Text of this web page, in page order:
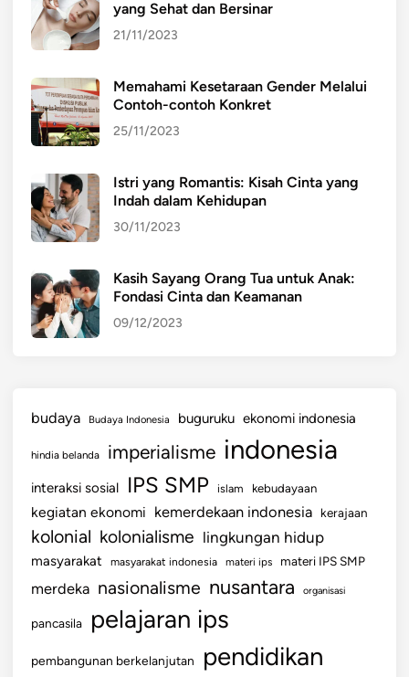
yang Sehat dan Bersinar
21/11/2023
Memahami Kesetaraan Gender Melalui
Contoh-contoh Konkret
25/11/2023
Istri yang Romantis: Kisah Cinta yang
Indah dalam Kehidupan
30/11/2023
Kasih Sayang Orang Tua untuk Anak:
Fondasi Cinta dan Keamanan
09/12/2023
budaya Budaya Indonesia buguruku ekonomi indonesia
hindia belanda imperialisme indonesia
interaksi sosial IPS SMP islam kebudayaan
kegiatan ekonomi kemerdekaan indonesia kerajaan
kolonial kolonialisme lingkungan hidup
masyarakat masyarakat indonesia materi ips materi IPS SMP
merdeka nasionalisme nusantara organisasi
pancasila pelajaran ips
pembangunan berkelanjutan pendidikan